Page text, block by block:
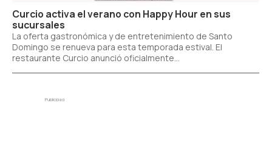
Curcio activa el verano con Happy Hour en sus
sucursales
La oferta gastronómica y de entretenimiento de Santo
Domingo se renueva para esta temporada estival. El
restaurante Curcio anunció oficialmente...
Publicidad